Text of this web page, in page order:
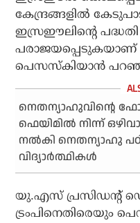
കേന്ദ്രങ്ങളില്‍
ഇസ്രഈലിന്റെ
പെസസ്‌കിയാന്‍
നെതന്യാഹുവിന്റെ
ഫെയിമില്‍ നിന്ന്
നല്‍കി നെതന്യാഹു
വിദ്യാര്‍ത്ഥികള്‍
യു.എസ് പ്രസിഡന്റ്
ട്രംപിനെതിരെയും